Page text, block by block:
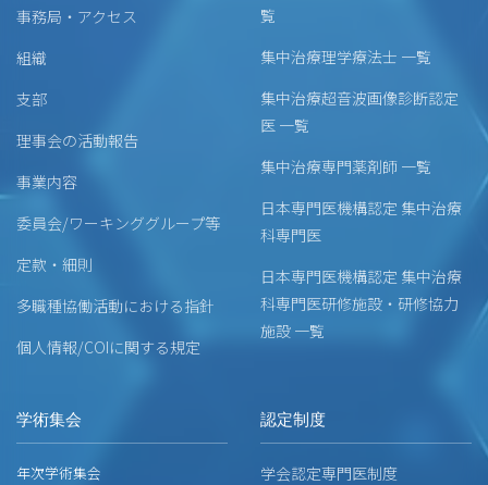
事務局・アクセス
組織
支部
理事会の活動報告
事業内容
委員会/ワーキンググループ等
定款・細則
多職種協働活動における指針
個人情報/COIに関する規定
覧
集中治療理学療法士 一覧
集中治療超音波画像診断認定
医 一覧
集中治療専門薬剤師 一覧
日本専門医機構認定 集中治療
科専門医
日本専門医機構認定 集中治療
科専門医研修施設・研修協力
施設 一覧
学術集会
年次学術集会
認定制度
学会認定専門医制度